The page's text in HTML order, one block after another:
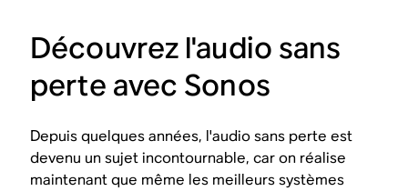
Découvrez l'audio sans
perte avec Sonos
Depuis quelques années, l'audio sans perte est
devenu un sujet incontournable, car on réalise
maintenant que même les meilleurs systèmes